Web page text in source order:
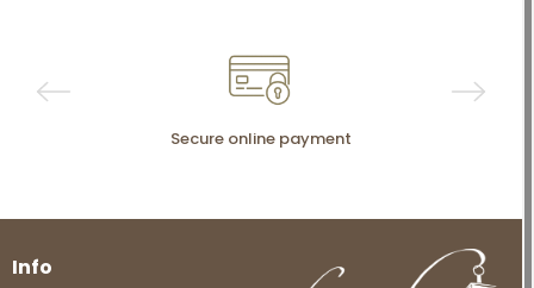
Secure online payment
Info